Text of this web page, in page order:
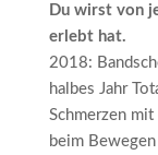
Du wirst von
erlebt hat.
2018:
halbes Jahr
Schmerzen
beim